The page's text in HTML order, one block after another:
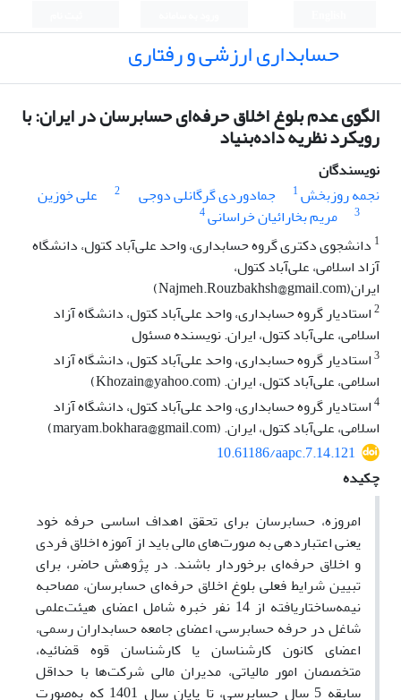
حسابداری ارزشی و رفتاری
الگوی عدم بلوغ اخلاق حرفه‌ای حسابرسان در ایران: با
رویکرد نظریه داده‌بنیاد
نویسندگان
نجمه روزبخش1 جمادوردی گرگانلی دوجی 2 علی خوزین
3 مریم بخارائیان خراسانی4
1 دانشجوی دکتری گروه حسابداری، واحد علی‌آباد کتول، دانشگاه
آزاد اسلامی، علی‌آباد کتول،
ایران(Najmeh.Rouzbakhsh@gmail.com)
2استادیار گروه حسابداری، واحد علی‌آباد کتول، دانشگاه آزاد
اسلامی، علی‌آباد کتول، ایران. نویسنده مسئول
3استادیار گروه حسابداری، واحد علی‌آباد کتول، دانشگاه آزاد
اسلامی، علی‌آباد کتول، ایران. (Khozain@yahoo.com)
4استادیار گروه حسابداری، واحد علی‌آباد کتول، دانشگاه آزاد
اسلامی، علی‌آباد کتول، ایران. (maryam.bokhara@gmail.com)
10.61186/aapc.7.14.121
چکیده
امروزه، حسابرسان برای تحقق اهداف اساسی حرفه خود
یعنی اعتباردهی به صورت‌های مالی باید از آموزه اخلاق فردی
و اخلاق حرفه‌ای برخوردار باشند. در پژوهش حاضر، برای
تبیین شرایط فعلی بلوغ اخلاق حرفه‌ای حسابرسان، مصاحبه
نیمه‌ساختاریافته از 14 نفر خبره شامل
اعضای هیئت‌علمی
شاغل در حرفه حسابرسی،اعضای جامعه حسابداران رسمی،
اعضای کانون کارشناسان یا کارشناسان قوه قضائیه،
متخصصان امور مالیاتی، مدیران مالی شرکت‌ها با حداقل
سابقه 5 سال حسابرسی، تا
پایانسال 1401
که به‌صورت